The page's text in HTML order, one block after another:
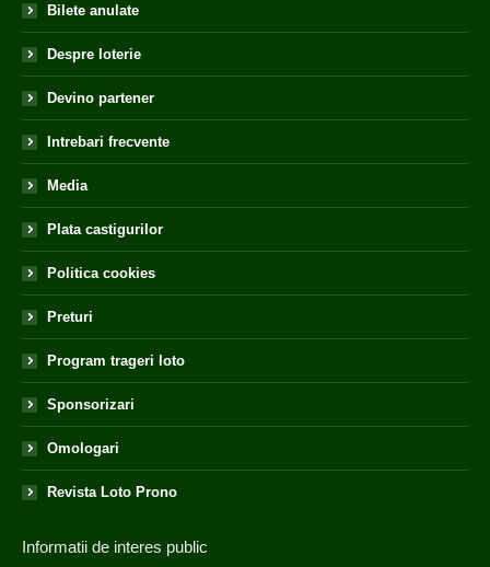
Bilete anulate
Despre loterie
Devino partener
Intrebari frecvente
Media
Plata castigurilor
Politica cookies
Preturi
Program trageri loto
Sponsorizari
Omologari
Revista Loto Prono
Informatii de interes public